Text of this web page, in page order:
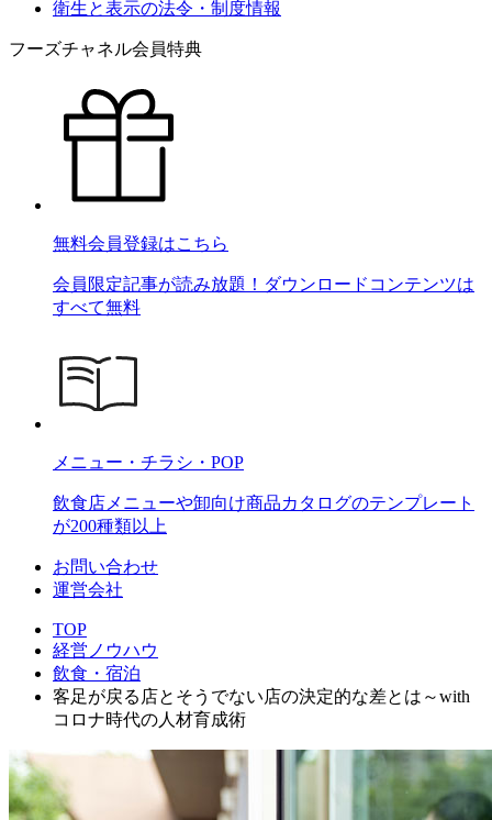
衛生と表示の法令・制度情報
フーズチャネル会員特典
無料会員登録はこちら
会員限定記事が読み放題！ダウンロードコンテンツは
すべて無料
メニュー・チラシ・POP
飲食店メニューや卸向け商品カタログのテンプレート
が200種類以上
お問い合わせ
運営会社
TOP
経営ノウハウ
飲食・宿泊
客足が戻る店とそうでない店の決定的な差とは～with
コロナ時代の人材育成術